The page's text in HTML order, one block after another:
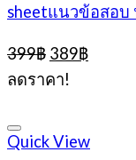
sheetแนวข้อสอบ
399฿ Original
price
was:
389฿Current
ลดราคา!
Quick View